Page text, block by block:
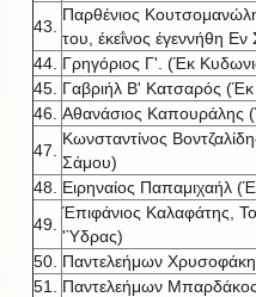
43.
Παρθένιος
του, έκεΐνος έγεννήθη
44. Γρηγόριος Γ'. (Έκ
45. Γαβριήλ Β' Κατσαρός
46. Αθανάσιος Καπουράλης
47.
Κωνσταντίνος
Σάμου)
48.
Ειρηναίος Παπαμιχαήλ
49.
Έπιφάνιος Καλαφάτης,
'Ύδρας)
50. Παντελεήμων
51.
Παντελεήμων